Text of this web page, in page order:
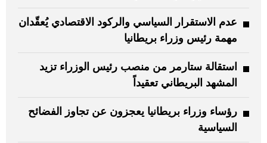
عدم الاستقرار السياسي والركود الاقتصادي يُعقّدان
مهمة رئيس وزراء بريطانيا
استقالة ستارمر من منصب رئيس الوزراء تزيد
المشهد البريطاني تعقيداً
رؤساء وزراء بريطانيا يعجزون عن تجاوز الفضائح
السياسية